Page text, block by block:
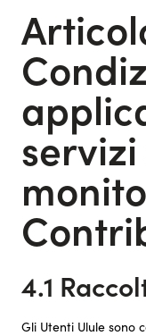
4.1
Gli Utenti Ulule sono